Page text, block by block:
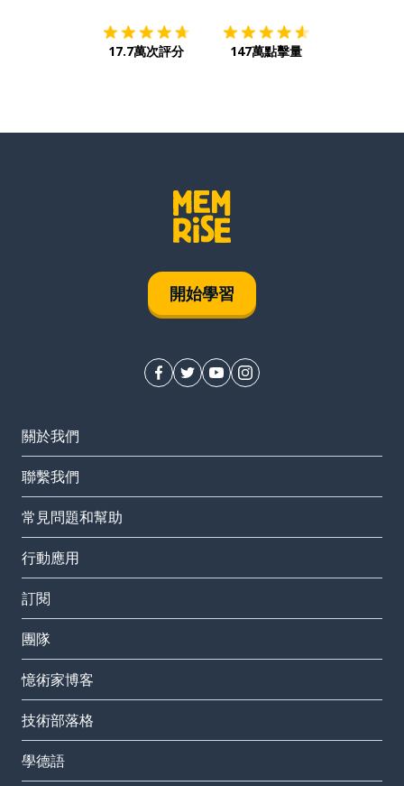
17.7萬次評分 147萬點擊量
開始學習
關於我們
聯繫我們
常見問題和幫助
行動應用
訂閱
團隊
憶術家博客
技術部落格
學德語